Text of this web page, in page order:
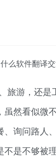
么软件翻译
旅游，还
然看似微
询问路人
是不够被